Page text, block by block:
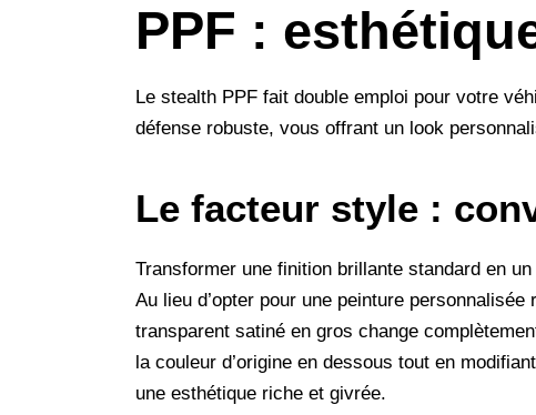
PPF :
Le stealth PPF fait double emploi pour votre
défense robuste, vous offrant un look
Le facteur style :
Transformer une finition brillante standard en
Au lieu d’opter pour une peinture
transparent satiné en gros change
la couleur d’origine en dessous tout en
une esthétique riche et givrée.